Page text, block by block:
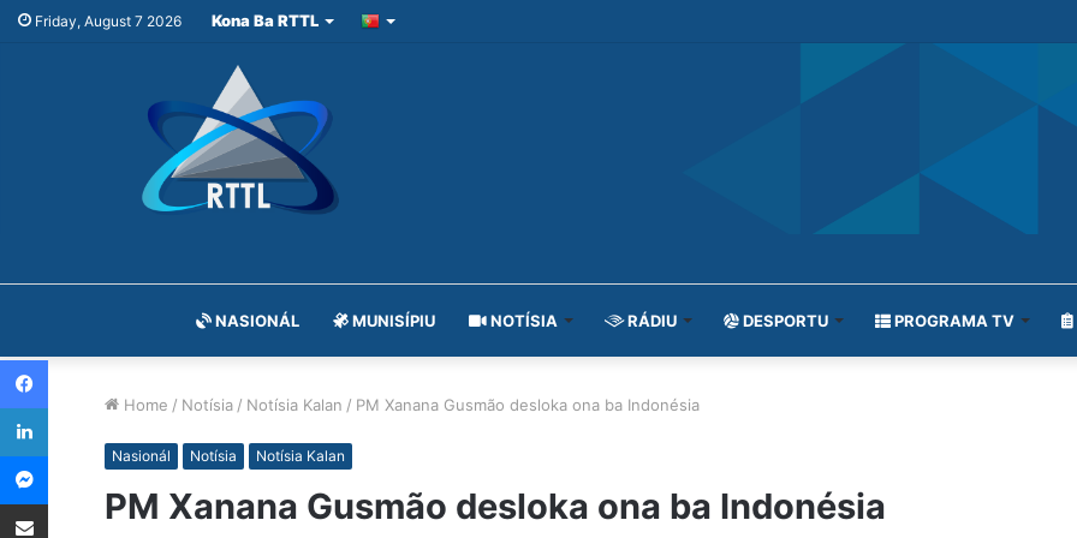
Friday, August 7 2026 Kona Ba RTTL
NASIONÁL MUNISÍPIU NOTÍSIA RÁDIU DESPORTU PROGRAMA TV
Home / Notísia / Notísia Kalan / PM Xanana Gusmão desloka ona ba Indonésia
Nasionál Notísia Notísia Kalan
PM Xanana Gusmão desloka ona ba Indonésia
Facebook
LinkedIn
Messenger